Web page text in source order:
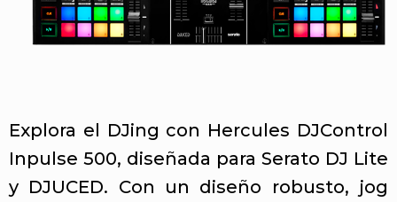
Explora el DJing con Hercules DJControl
Inpulse 500, diseñada para Serato DJ Lite
y DJUCED. Con un diseño robusto, jog